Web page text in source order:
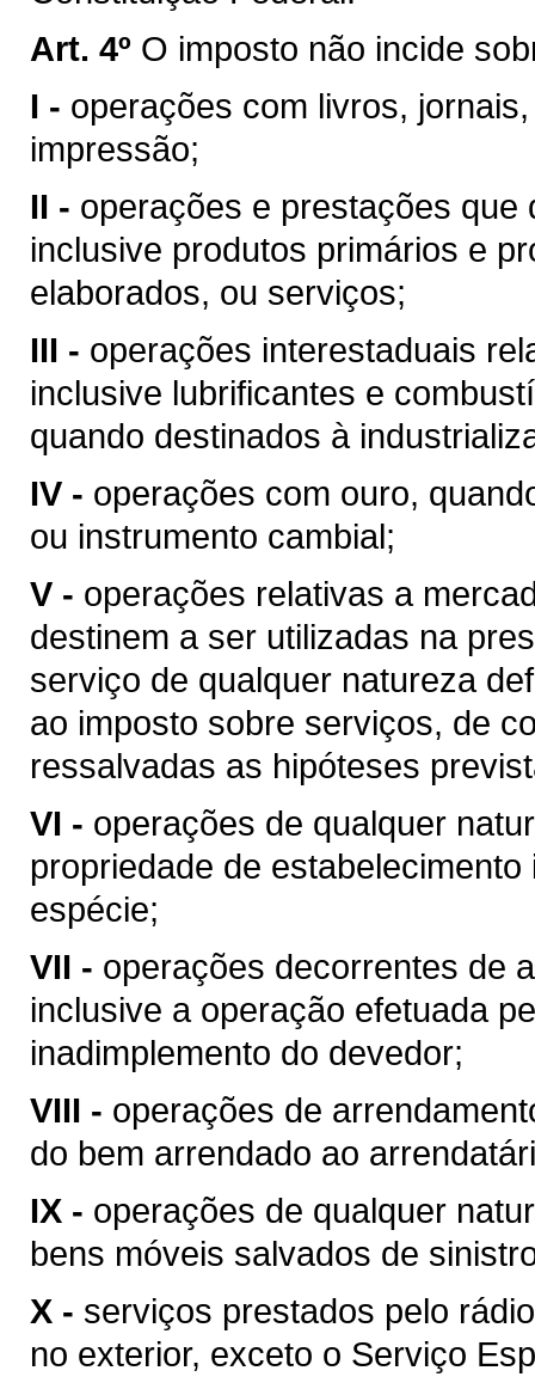
Art. 4º O imposto não incide
I - operações com livros,
impressão;
II - operações e prestações
inclusive produtos primários e
elaborados, ou serviços;
III - operações interestaduais
inclusive lubrificantes e
quando destinados à
IV - operações com ouro,
ou instrumento cambial;
V - operações relativas a
destinem a ser utilizadas na
serviço de qualquer natureza
ao imposto sobre serviços, de
ressalvadas as hipóteses
VI - operações de qualquer
propriedade de
espécie;
VII - operações decorrentes de
inclusive a operação efetuada
inadimplemento do devedor;
VIII - operações de
do bem arrendado ao
IX - operações de qualquer
bens móveis salvados de
X - serviços prestados pelo
no exterior, exceto o Serviço